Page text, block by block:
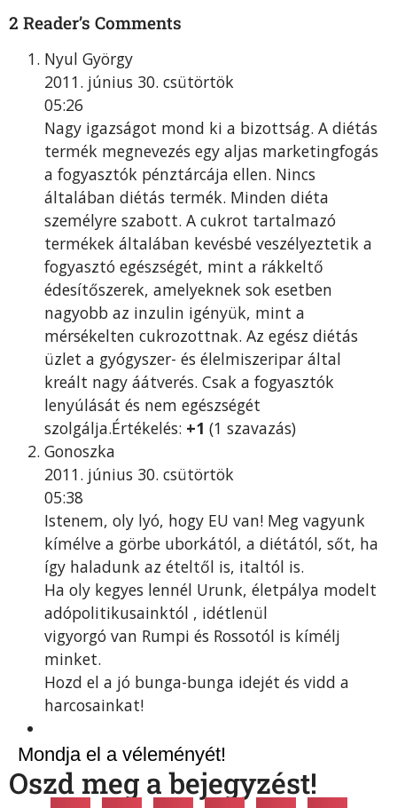
2 Reader’s Comments
Nyul György
2011. június 30. csütörtök
05:26
Nagy igazságot mond ki a bizottság. A diétás
termék megnevezés egy aljas marketingfogás
a fogyasztók pénztárcája ellen. Nincs
általában diétás termék. Minden diéta
személyre szabott. A cukrot tartalmazó
termékek általában kevésbé veszélyeztetik a
fogyasztó egészségét, mint a rákkeltő
édesítőszerek, amelyeknek sok esetben
nagyobb az inzulin igényük, mint a
mérsékelten cukrozottnak. Az egész diétás
üzlet a gyógyszer- és élelmiszeripar által
kreált nagy áátverés. Csak a fogyasztók
lenyúlását és nem egészségét
szolgálja.Értékelés: +1 (1 szavazás)
Gonoszka
2011. június 30. csütörtök
05:38
Istenem, oly lyó, hogy EU van! Meg vagyunk
kímélve a görbe uborkától, a diétától, sőt, ha
így haladunk az ételtől is, italtól is.
Ha oly kegyes lennél Urunk, életpálya modelt
adópolitikusainktól , idétlenül
vigyorgó van Rumpi és Rossotól is kímélj
minket.
Hozd el a jó bunga-bunga idejét és vidd a
harcosainkat!
Mondja el a véleményét!
Oszd meg a bejegyzést!